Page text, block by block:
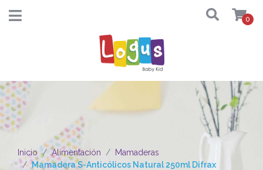
0
Inicio Alimentación
Mamaderas
Mamadera S-Anticólicos Natural 250ml Difrax